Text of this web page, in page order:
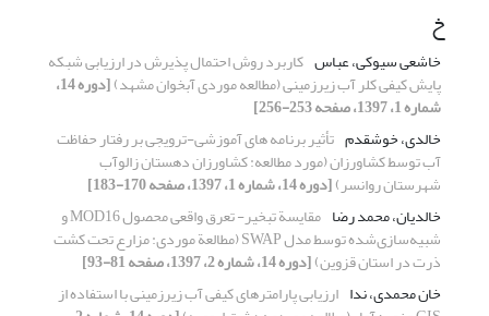
خ
خاشعی سیوکی، عباس کاربرد روش احتمال پذیرش در ارزیابی شبکه
پایش کیفی کلر آب زیرزمینی (مطالعه موردی آبخوان مشهد) [دوره 14،
شماره 1، 1397، صفحه 253-256]
خالدی، خوشقدم تأثیر برنامه های آموزشی-ترویجی بر رفتار حفاظت
آب توسط کشاورزان (مورد مطالعه: کشاورزان دهستان زالوآب‌
شهرستان روانسر)[دوره 14، شماره 1، 1397، صفحه 170-183]
خالدیان، محمد رضا
مقایسة تبخیر- تعرق واقعی محصول MOD16 و
شبیه‌سازی‌شده توسط مدل SWAP (مطالعة موردی: مزارع تحت کشت
ذرت در استان قزوین)[دوره 14، شماره 2، 1397، صفحه 81-93]
خان محمدی، ندا ارزیابی پارامترهای کیفی آب زیرزمینی با استفاده از